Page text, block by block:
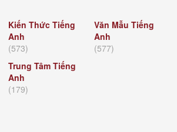
Kiến Thức Tiếng
Anh
(573)
Trung Tâm Tiếng
Anh
(179)
Văn Mẫu Tiếng
Anh
(577)